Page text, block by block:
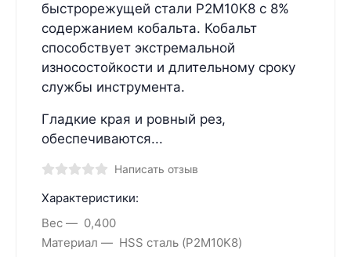
быстрорежущей стали P2M10K8 с 8%
содержанием кобальта. Кобальт
способствует экстремальной
износостойкости и длительному сроку
службы инструмента.
Гладкие края и ровный рез,
обеспечиваются...
Написать отзыв
Характеристики:
Вес
0,400
Материал
HSS сталь (P2M10K8)